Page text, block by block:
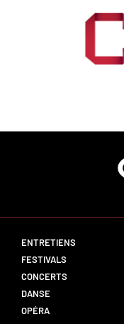
ENTRETIENS
FESTIVALS
CONCERTS
DANSE
OPÉRA